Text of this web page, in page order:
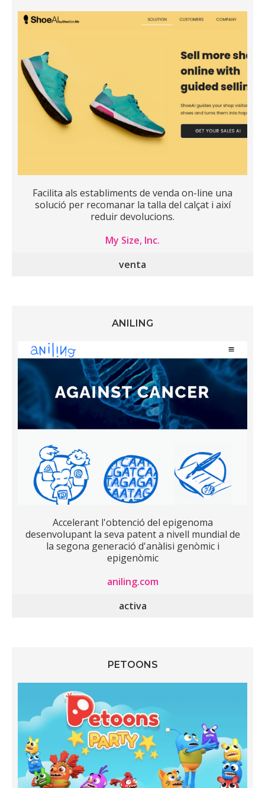
Facilita als establiments de venda on-line una
solució per recomanar la talla del calçat i així
reduir devolucions.
My Size, Inc.
venta
ANILING
Accelerant l'obtenció del epigenoma
desenvolupant la seva patent a nivell mundial de
la segona generació d'anàlisi genòmic i
epigenòmic
aniling.com
activa
PETOONS